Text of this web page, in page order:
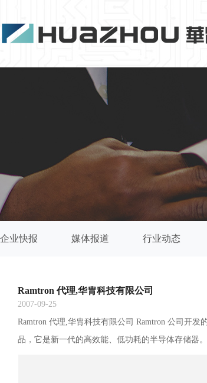
企业快报 媒体报道 行业动态
Ramtron 代理,华胄科技有限公司
2007-09-25
Ramtron 代理,华胄科技有限公司 Ramtron 公司开发
品，它是新一代的高效能、低功耗的半导体存储器